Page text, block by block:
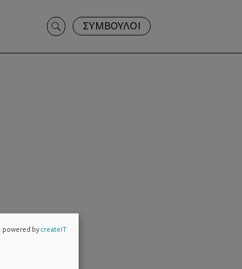
Search
for:
ΣΥΜΒΟΥΛΟΙ
powered bycreateIT